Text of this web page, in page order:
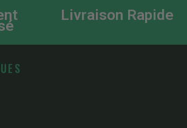
Livraison Rapide